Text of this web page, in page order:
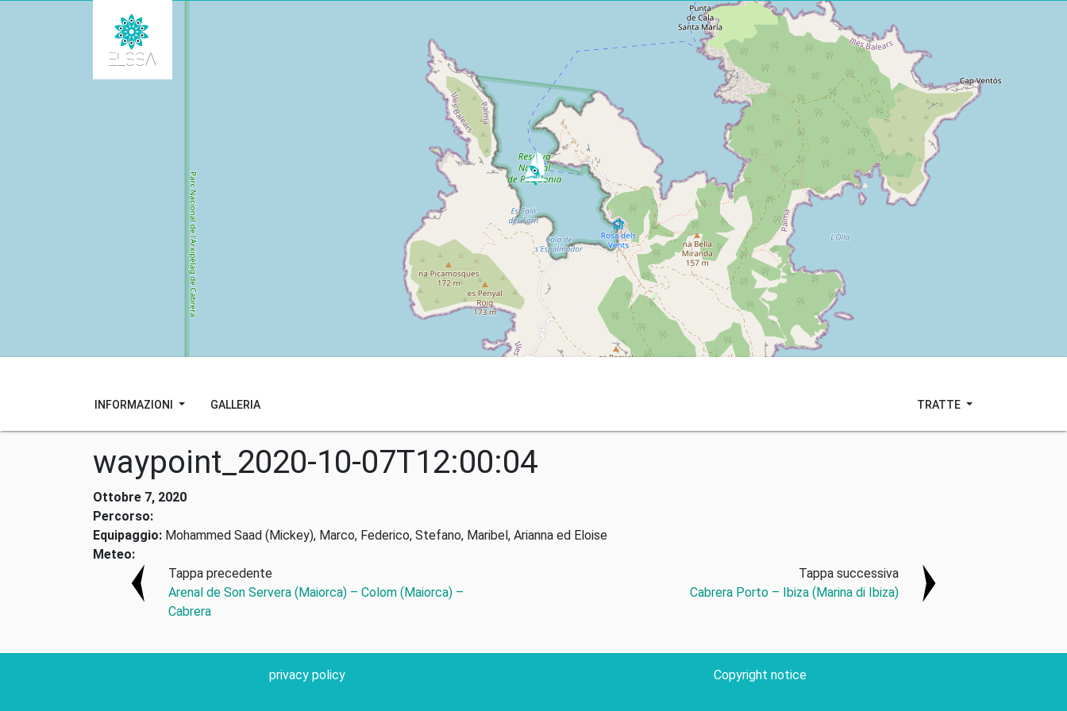
INFORMAZIONI GALLERIA TRATTE
waypoint_2020-10-07T12:00:04
Ottobre 7, 2020
Percorso:
Equipaggio: Mohammed Saad (Mickey), Marco, Federico, Stefano, Maribel, Arianna ed Eloise
Meteo:
Tappa precedente
Arenal de Son Servera (Maiorca) – Colom (Maiorca) –
Cabrera
Tappa successiva
Cabrera Porto – Ibiza (Marina di Ibiza)
privacy policy Copyright notice